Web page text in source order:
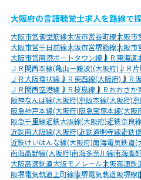
大阪府の言語聴覚士求人を路線で
大阪市営御堂筋線大阪市営谷町線大阪市
大阪市営千日前線大阪市営堺筋線大阪市
大阪市営南港ポートタウン線ＪＲ東海道
ＪＲ関西本線(亀山－難波)(大阪府)ＪＲ
ＪＲ大阪環状線ＪＲ東西線(大阪府)ＪＲ
ＪＲ関西空港線ＪＲ桜島線ＪＲおおさか
阪神なんば線(大阪府)京阪本線(大阪府)
阪急神戸本線(大阪府)阪急宝塚本線(大阪
阪急千里線近鉄大阪線(大阪府)近鉄奈良
近鉄南大阪線(大阪府)近鉄道明寺線近鉄
近鉄けいはんな線(大阪府)南海電気鉄道(
南海高野線(大阪府)南海多奈川線南海高
大阪高速鉄道大阪モノレール大阪高速鉄
阪堺電気軌道上町線阪堺電気軌道阪堺線